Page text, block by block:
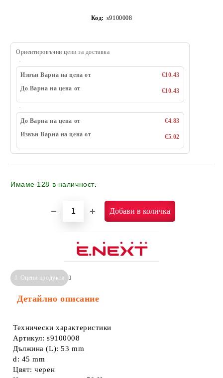
Код: s9100008
Ориентировъчни цени за доставка
Извън Варна на цена от
€10.43
До Варна на цена от
€10.43
До Варна на цена от
€4.83
Извън Варна на цена от
€5.02
Имаме 128 в наличност.
Оцени продукта
Детайлно описание
Технически характеристики
Артикул: s9100008
Дължина (L): 53 mm
d: 45 mm
Цвят: черен